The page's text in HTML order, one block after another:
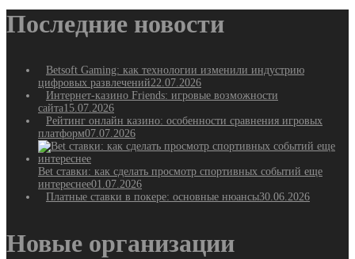
Последние новости
Betsoft Gaming: как технологии изменили индустрию
цифровых развлечений22.07.2026
Интернет-казино Friends: игровые возможности
сайта15.07.2026
Рейтинг онлайн казино: особенности сравнения игровых
платформ07.07.2026
Bet ставки: как сделать просмотр спортивных событий еще
интереснее01.07.2026
Платные ставки в покере: основные нюансы30.06.2026
Новые организации